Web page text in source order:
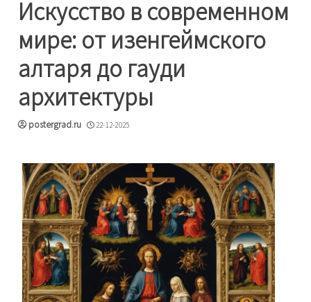
Искусство в современном
мире: от изенгеймского
алтаря до гауди
архитектуры
postergrad.ru 22-12-2025